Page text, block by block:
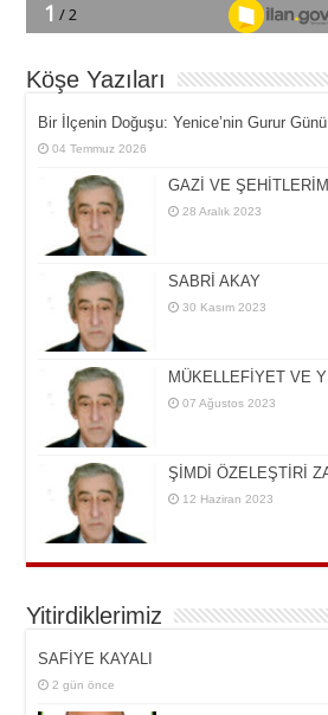
Köşe Yazıları
Bir İlçe­nin Do­ğu­şu: Ye­ni­ce’nin Gurur Günü
04 Temmuz 2026
GAZİ VE
28 Aralık 2023
SABRİ AKAY
30 Kasım 2023
MÜKELLEFİYET VE
07 Ağustos 2023
ŞİMDİ ÖZELEŞTİRİ
12 Haziran 2023
Yitirdiklerimiz
SAFİYE KAYALI
2 gün önce